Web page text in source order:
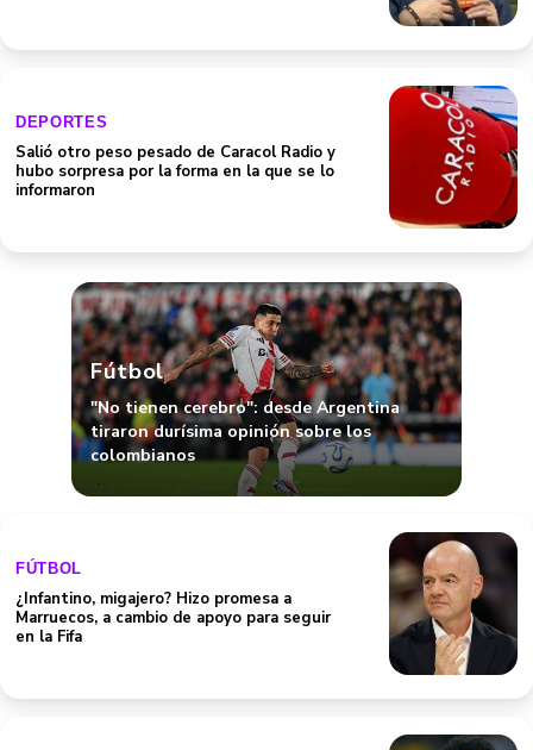
DEPORTES
Salió otro peso pesado de Caracol Radio y
hubo sorpresa por la forma en la que se lo
informaron
Fútbol
"No tienen cerebro": desde Argentina
tiraron durísima opinión sobre los
colombianos
FÚTBOL
¿Infantino, migajero? Hizo promesa a
Marruecos, a cambio de apoyo para seguir
en la Fifa